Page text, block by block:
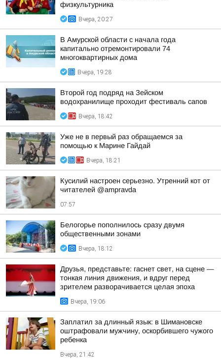
физкультурника
Вчера, 20:27
В Амурской области с начала года
капитально отремонтировали 74
многоквартирных дома
Вчера, 19:28
Второй год подряд на Зейском
водохранилище проходит фестиваль сапов
Вчера, 18:42
Уже не в первый раз обращаемся за
помощью к Марине Гайдай
Вчера, 18:21
Кусилий настроен серьезно. Утренний кот от
читателей @ampravda
07:57
Белогорье пополнилось сразу двумя
общественными зонами
Вчера, 18:12
Друзья, представьте: гаснет свет, на сцене —
тонкая линия движения, и вдруг перед
зрителем разворачивается целая эпоха
Вчера, 19:06
Заплатил за длинный язык: в Шимановске
оштрафовали мужчину, оскорбившего чужого
ребенка
Вчера, 21:42